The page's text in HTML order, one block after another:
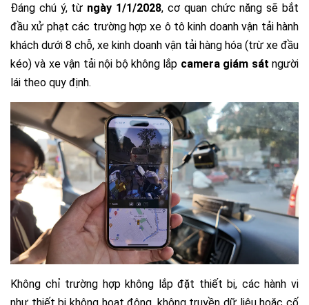
Đáng chú ý, từ ngày 1/1/2028, cơ quan chức năng sẽ bắt
đầu xử phạt các trường hợp xe ô tô kinh doanh vận tải hành
khách dưới 8 chỗ, xe kinh doanh vận tải hàng hóa (trừ xe đầu
kéo) và xe vận tải nội bộ không lắp camera giám sát người
lái theo quy định.
Không chỉ trường hợp không lắp đặt thiết bị, các hành vi
như thiết bị không hoạt động, không truyền dữ liệu hoặc cố